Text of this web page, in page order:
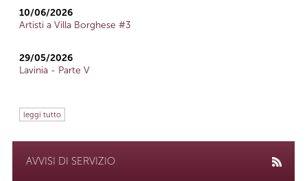
10/06/2026
Artisti a Villa Borghese #3
29/05/2026
Lavinia - Parte V
leggi tutto
AVVISI DI SERVIZIO